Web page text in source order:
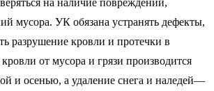
на наличие повреждений,
мусора. УК обязана устранять дефекты,
разрушение кровли и протечки в
от мусора и грязи производится
и осенью, а удаление снега и наледей—